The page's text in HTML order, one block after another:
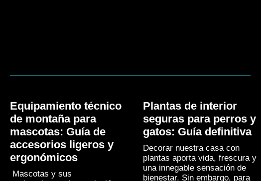
Equipamiento técnico
de montaña para
mascotas: Guía de
accesorios ligeros y
ergonómicos
Mascotas y sus
Plantas de interior
seguras para perros y
gatos: Guía definitiva
Decorar nuestra casa con
plantas aporta vida, frescura y
una innegable sensación de
bienestar. Sin embargo, para